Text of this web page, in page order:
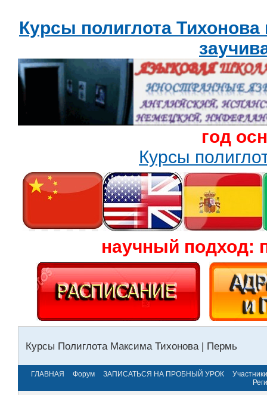
Курсы полиглота
год
Курсы
научный подход:
Курсы Полиглота Максима Тихонова | Пермь
ГЛАВНАЯ Форум ЗАПИСАТЬСЯ НА ПРОБНЫЙ УРОК
Участники